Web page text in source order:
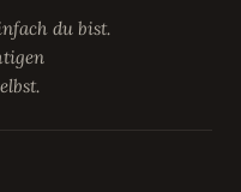
du bist.